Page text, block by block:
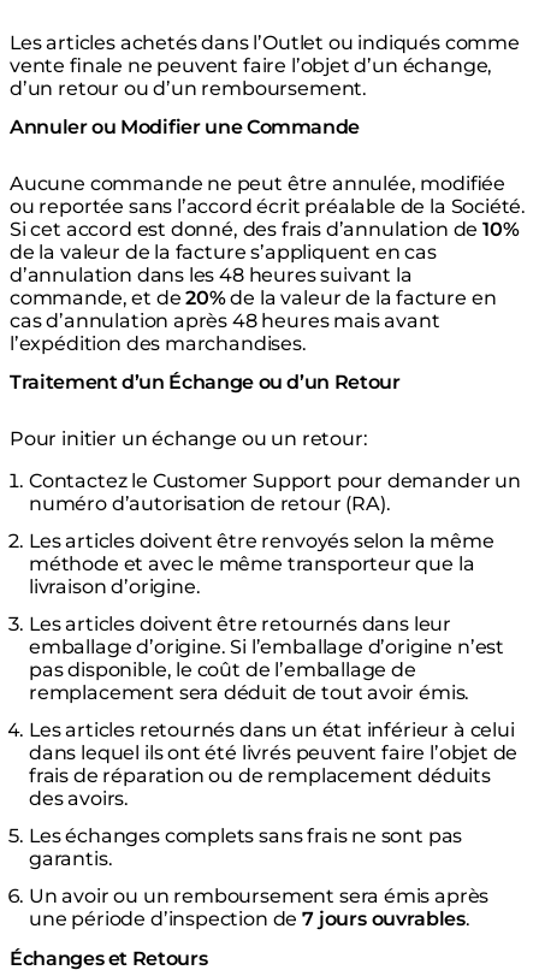
Les articles achetés dans l’Outlet ou indiqués comme
vente finale ne peuvent faire l’objet d’un échange,
d’un retour ou d’un remboursement.
Annuler ou Modifier une Commande
Aucune commande ne peut être annulée, modifiée
ou reportée sans l’accord écrit préalable de la Société.
Si cet accord est donné, des frais d’annulation de10%
de la valeur de la facture s’appliquent en cas
d’annulation dans les 48 heures suivant la
commande, et de20%de la valeur de la facture en
cas d’annulation après 48 heures mais avant
l’expédition des marchandises.
Traitement d’un Échange ou d’un Retour
Pour initier un échange ou un retour:
Contactez le Customer Support pour demander un
numéro d’autorisation de retour (RA).
Les articles doivent être renvoyés selon la même
méthode et avec le même transporteur que la
livraison d’origine.
Les articles doivent être retournés dans leur
emballage d’origine. Si l’emballage d’origine n’est
pas disponible, le coût de l’emballage de
remplacement sera déduit de tout avoir émis.
Les articles retournés dans un état inférieur à celui
dans lequel ils ont été livrés peuvent faire l’objet de
frais de réparation ou de remplacement déduits
des avoirs.
Les échanges complets sans frais ne sont pas
garantis.
Un avoir ou un remboursement sera émis après
une période d’inspection de7 jours ouvrables.
Échanges et Retours